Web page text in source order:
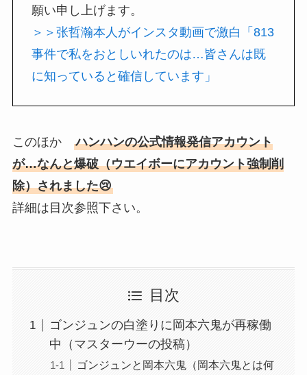
願い申し上げます。
＞＞张哲瀚本人がインスタ動画で激白「813
事件で私をおとしいれたのは…皆さんは既
に知っていると確信しています」
このほか ハンハンの公式情報発信アカウント
が…なんと爆破（ウエイボーにアカウント強制削
除）されました😢
詳細は目次参照下さい。
目次
ゴンジュンの白塗りに岡本六鬼が再稼働
中（マスターウーの投稿）
ゴンジュンと岡本六鬼（岡本六鬼とは何